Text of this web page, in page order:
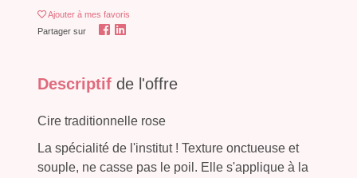
Ajouter à mes favoris
Partager sur
Descriptif de l'offre
Cire traditionnelle rose
La spécialité de l'institut ! Texture onctueuse et
souple, ne casse pas le poil. Elle s'applique à la